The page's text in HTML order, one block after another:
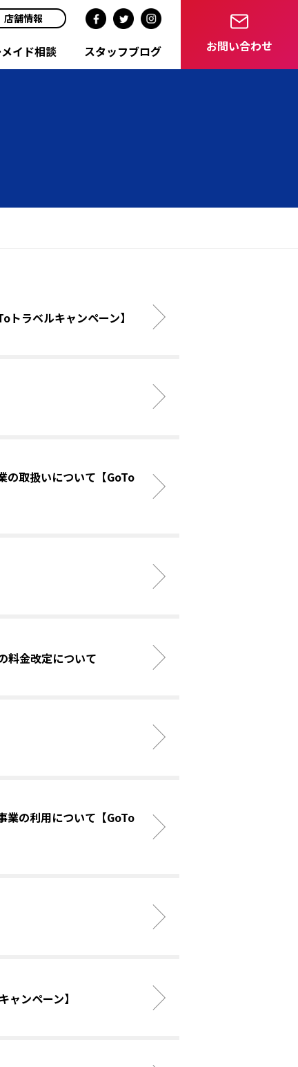
店舗情報
イド相談 スタッフブログ お問い合わせ
ラベルキャンペーン】
の取扱いについて【GoTo
料金改定について
業の利用について【GoTo
ンペーン】